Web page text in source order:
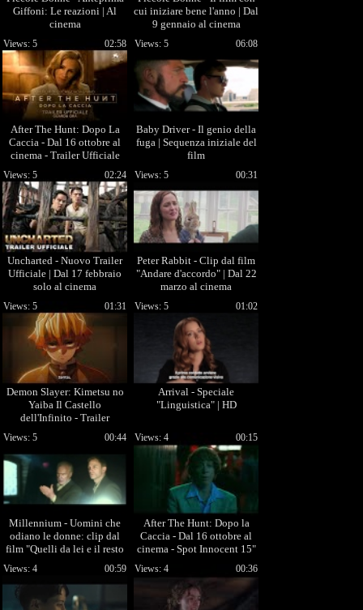
Giffoni: Le reazioni | Al
cinema
cui iniziare bene l'anno | Dal
9 gennaio al cinema
After The Hunt: Dopo La
Caccia - Dal 16 ottobre al
cinema - Trailer Ufficiale
02:58
Views: 5
Baby Driver - Il genio della
fuga | Sequenza iniziale del
film
06:08
Views: 5
Uncharted - Nuovo Trailer
Ufficiale | Dal 17 febbraio
solo al cinema
02:24
Views: 5
Peter Rabbit - Clip dal film
"Andare d'accordo" | Dal 22
marzo al cinema
00:31
Views: 5
Demon Slayer: Kimetsu no
Yaiba Il Castello
dell'Infinito - Trailer
01:31
Views: 5
Arrival - Speciale
"Linguistica" | HD
01:02
Views: 5
Millennium - Uomini che
odiano le donne: clip dal
film "Quelli da lei e il resto
dal suo assassino"
00:44
Views: 5
After The Hunt: Dopo la
Caccia - Dal 16 ottobre al
cinema - Spot Innocent 15"
00:15
Views: 4
00:59
Views: 4 00:36
Views: 4